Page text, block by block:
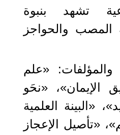
تشهد بنبوة
والحواجز
«علم
الإيمان»، «نحَو
«البينة العلمية
«تأصيل الإعجاز